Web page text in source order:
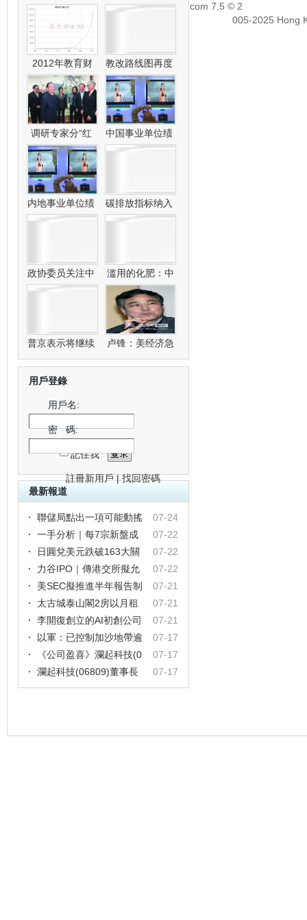
2012年教育财
政
教改路线图再度
调研专家分“红 中国事业单位绩
内地事业单位绩 碳排放指标纳入
政协委员关注中
滥用的化肥：中
国
普京表示将继续
卢锋：美经济急
救
用戶登錄
用戶名:
密 碼:
記住我
註冊新用戶|找回密碼
最新報道
07-24
聯儲局點出一項可能動搖
市場
07-22
一手分析｜每7宗新盤成
交就有1
07-22
日圓兌美元跌破163大關
刷新
07-22
力谷IPO｜傳港交所擬允
許初創
07-21
美SEC擬推進半年報告制
度提
07-21
太古城泰山閣2房以月租
$2.8
07-21
李開復創立的AI初創公司
零一
07-17
以軍：已控制加沙地帶逾
60%區
07-17
《公司盈喜》瀾起科技(0
6809
07-17
瀾起科技(06809)董事長
提議
com 7.5 © 2
005-2025 Hong